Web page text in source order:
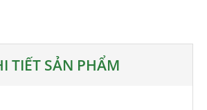
TIẾT SẢN PHẨM